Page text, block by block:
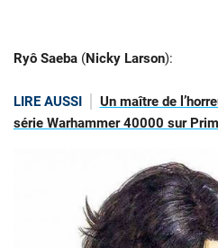
Ryô Saeba (Nicky Larson):
LIRE AUSSI
Un maître de
série Warhammer 40000 sur